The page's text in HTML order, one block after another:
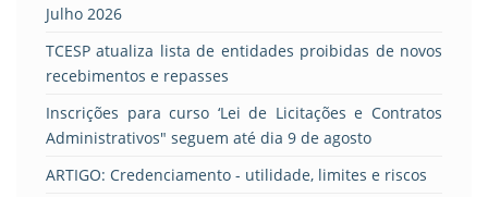
Julho 2026
TCESP atualiza lista de entidades proibidas de novos
recebimentos e repasses
Inscrições para curso ‘Lei de Licitações e Contratos
Administrativos" seguem até dia 9 de agosto
ARTIGO: Credenciamento - utilidade, limites e riscos